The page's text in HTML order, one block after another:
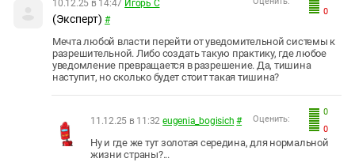
0
10.12.25 в 14:47 Игорь С
(Эксперт) #
Мечта любой власти перейти от уведомительной системы к
разрешительной. Либо создать такую практику, где любое
уведомление превращается в разрешение. Да, тишина
наступит, но сколько будет стоит такая тишина?
0
0
Оценить:
11.12.25 в 11:32 eugenia_bogisich #
Ну и где же тут золотая середина, для нормальной
жизни страны?...